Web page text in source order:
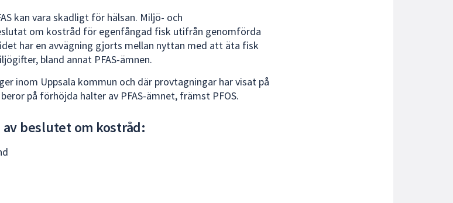
kan vara skadligt för hälsan. Miljö- och
om kostråd för egenfångad fisk utifrån genomförda
har en avvägning gjorts mellan nyttan med att äta fisk
bland annat PFAS-ämnen.
inom Uppsala kommun och där provtagningar har visat på
på förhöjda halter av PFAS-ämnet, främst PFOS.
beslutet om kostråd: